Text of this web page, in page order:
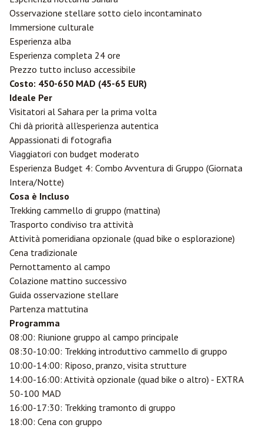
Osservazione stellare sotto cielo incontaminato
Immersione culturale
Esperienza alba
Esperienza completa 24 ore
Prezzo tutto incluso accessibile
Costo: 450-650 MAD (45-65 EUR)
Ideale Per
Visitatori al Sahara per la prima volta
Chi dà priorità all'esperienza autentica
Appassionati di fotografia
Viaggiatori con budget moderato
Esperienza Budget 4: Combo Avventura di Gruppo (Giornata
Intera/Notte)
Cosa è Incluso
Trekking cammello di gruppo (mattina)
Trasporto condiviso tra attività
Attività pomeridiana opzionale (quad bike o esplorazione)
Cena tradizionale
Pernottamento al campo
Colazione mattino successivo
Guida osservazione stellare
Partenza mattutina
Programma
08:00: Riunione gruppo al campo principale
08:30-10:00: Trekking introduttivo cammello di gruppo
10:00-14:00: Riposo, pranzo, visita strutture
14:00-16:00: Attività opzionale (quad bike o altro) - EXTRA
50-100 MAD
16:00-17:30: Trekking tramonto di gruppo
18:00: Cena con gruppo